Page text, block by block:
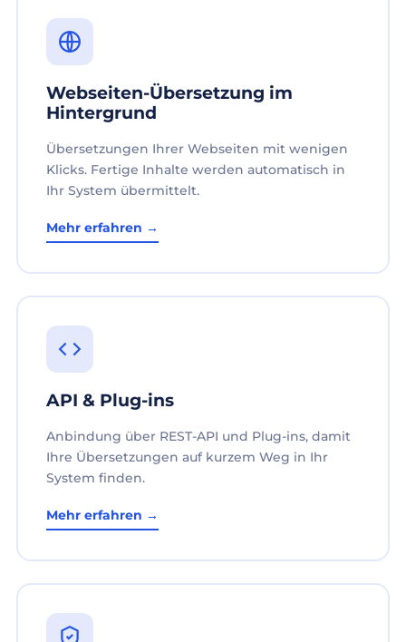
Webseiten-Übersetzung im
Hintergrund
Übersetzungen Ihrer Webseiten mit wenigen
Klicks. Fertige Inhalte werden automatisch in
Ihr System übermittelt.
Mehr erfahren →
API & Plug-ins
Anbindung über REST-API und Plug-ins, damit
Ihre Übersetzungen auf kurzem Weg in Ihr
System finden.
Mehr erfahren →